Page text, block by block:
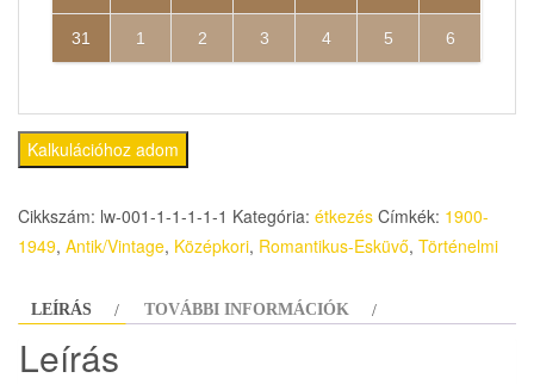
31 1 2 3 4 5 6
Kalkulációhoz adom
Cikkszám: lw-001-1-1-1-1-1 Kategória: étkezés Címkék: 1900-
1949, Antik/Vintage, Középkori, Romantikus-Esküvő, Történelmi
LEÍRÁS TOVÁBBI INFORMÁCIÓK
Leírás